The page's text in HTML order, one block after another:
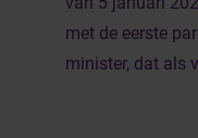
met de eerste
minister, dat als